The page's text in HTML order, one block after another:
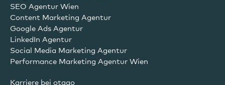
SEO Agentur Wien
Content Marketing Agentur
Google Ads Agentur
LinkedIn Agentur
Social Media Marketing Agentur
Performance Marketing Agentur Wien
Karriere bei otago